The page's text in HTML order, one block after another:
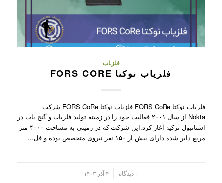
فلزیاب
فلزیاب نوکتا FORS CORE
فلزیاب نوکتا FORS CoRe فلزیاب نوکتا FORS CoRe شرکت
Nokta از سال ۲۰۰۱ فعالیت خود را در زمیته تولید فلزیاب و گنج یاب در
استانبول ترکیه آغاز کرد.این شرکت که در زمینی به مساحت ۴۰۰۰ متر
مربع دایر شده دارای بیش از ۱۵۰ نفر نیروی متخصص بوده و فل…
۰ دیدگاه ۴ آذر ۱۴۰۳